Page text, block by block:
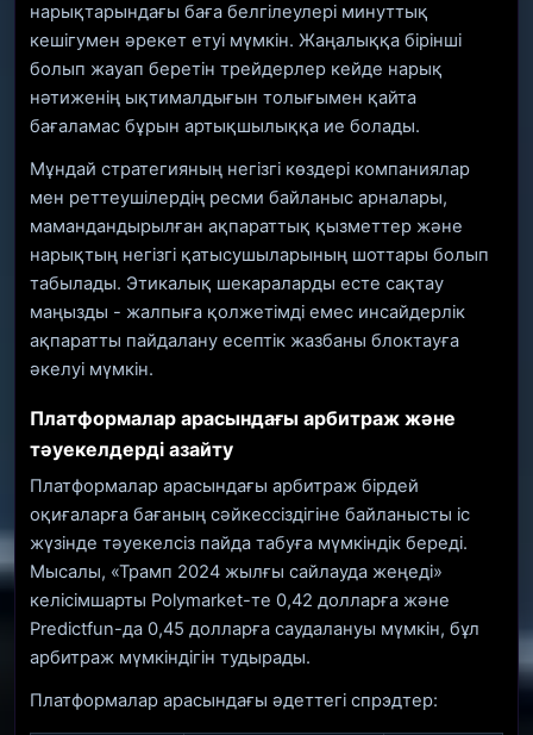
нарықтарындағы баға белгілеулері минуттық
кешігумен әрекет етуі мүмкін. Жаңалыққа бірінші
болып жауап беретін трейдерлер кейде нарық
нәтиженің ықтималдығын толығымен қайта
бағаламас бұрын артықшылыққа ие болады.
Мұндай стратегияның негізгі көздері компаниялар
мен реттеушілердің ресми байланыс арналары,
мамандандырылған ақпараттық қызметтер және
нарықтың негізгі қатысушыларының шоттары болып
табылады. Этикалық шекараларды есте сақтау
маңызды - жалпыға қолжетімді емес инсайдерлік
ақпаратты пайдалану есептік жазбаны блоктауға
әкелуі мүмкін.
Платформалар арасындағы арбитраж және
тәуекелдерді азайту
Платформалар арасындағы арбитраж бірдей
оқиғаларға бағаның сәйкессіздігіне байланысты іс
жүзінде тәуекелсіз пайда табуға мүмкіндік береді.
Мысалы, «Трамп 2024 жылғы сайлауда жеңеді»
келісімшарты Polymarket-те 0,42 долларға және
Predictfun-да 0,45 долларға саудалануы мүмкін, бұл
арбитраж мүмкіндігін тудырады.
Платформалар арасындағы әдеттегі спрэдтер: